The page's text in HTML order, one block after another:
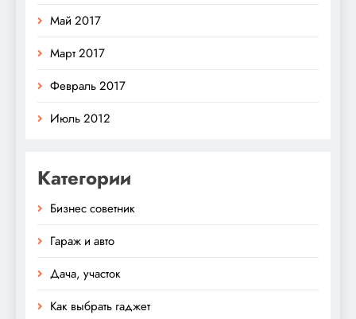
Май 2017
Март 2017
Февраль 2017
Июль 2012
Категории
Бизнес советник
Гараж и авто
Дача, участок
Как выбрать гаджет